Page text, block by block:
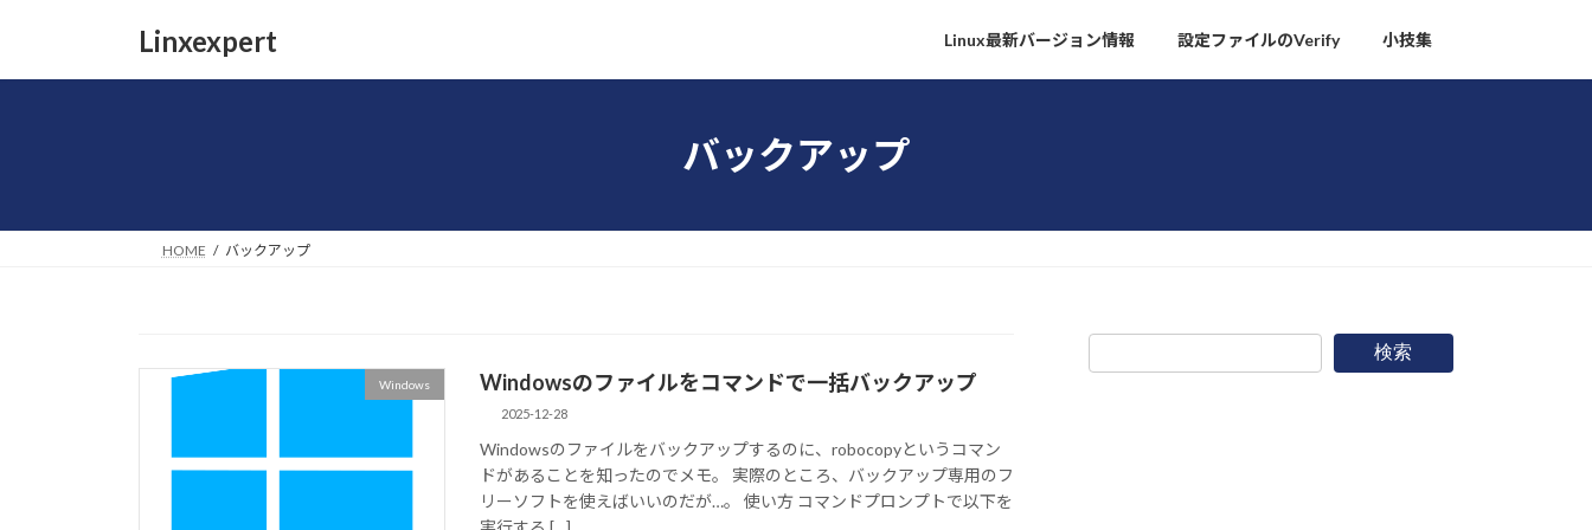
Linxexpert Linux最新バージョン情報 設定ファイルのVerify 小技集
バックアップ
HOME バックアップ
Windows Windowsのファイルをコマンドで一括バックアップ
2025-12-28
Windowsのファイルをバックアップするのに、robocopyというコマン
ドがあることを知ったのでメモ。 実際のところ、バックアップ専用のフ
リーソフトを使えばいいのだが…。 使い方 コマンドプロンプトで以下を
検索